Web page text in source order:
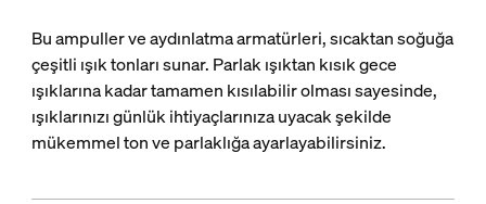
Bu ampuller ve aydınlatma armatürleri, sıcaktan soğuğa
çeşitli ışık tonları sunar. Parlak ışıktan kısık gece
ışıklarına kadar tamamen kısılabilir olması sayesinde,
ışıklarınızı günlük ihtiyaçlarınıza uyacak şekilde
mükemmel ton ve parlaklığa ayarlayabilirsiniz.